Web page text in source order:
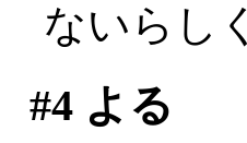
ないらし
#4よる